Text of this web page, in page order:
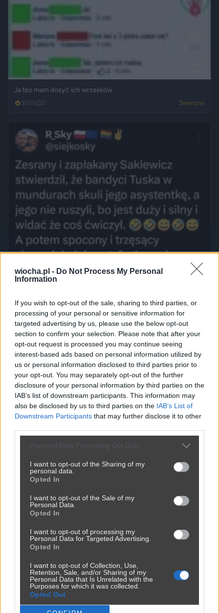
wiocha.pl - Do Not Process My Personal
Information
If you wish to opt-out of the sale, sharing to third parties, or
processing of your personal or sensitive information for
targeted advertising by us, please use the below opt-out
section to confirm your selection. Please note that after your
opt-out request is processed you may continue seeing
interest-based ads based on personal information utilized by
us or personal information disclosed to third parties prior to
your opt-out. You may separately opt-out of the further
disclosure of your personal information by third parties on the
IAB’s list of downstream participants. This information may
also be disclosed by us to third parties on the IAB’s List of
Downstream Participants that may further disclose it to other
Personal Data Processing Opt Outs
I want to opt-out of the Sharing of my
personal data.
Opted In
I want to opt-out of the Sale of my
Personal Data.
Opted In
I want to opt-out of processing my
Personal Data for Targeted Advertising.
Opted In
I want to opt-out of Collection, Use,
Retention, Sale, and/or Sharing of my
Personal Data that Is Unrelated with the
Purposes for which it was collected.
Opted Out
Ja też mam dosyć ich wrzasków
3050 2 Śmieszne